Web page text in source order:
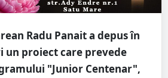
Radu Panait a depus în
un proiect care prevede
"Junior Centenar",